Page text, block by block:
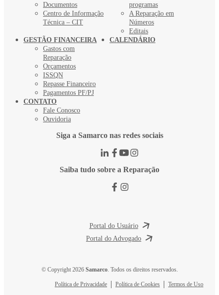
Documentos
Centro de Informação
Técnica – CIT
programas
A Reparação em
Números
Editais
GESTÃO FINANCEIRA
Gastos com
Reparação
Orçamentos
ISSQN
Repasse Financeiro
Pagamentos PF/PJ
CALENDÁRIO
CONTATO
Fale Conosco
Ouvidoria
Siga a Samarco nas redes sociais
Saiba tudo sobre a Reparação
Portal do Usuário
Portal do Advogado
© Copyright 2026 Samarco. Todos os direitos reservados.
Política de Privacidade Política de Cookies Termos de Uso